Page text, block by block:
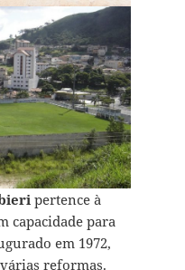
pertence à
capacidade para
em 1972,
reformas.